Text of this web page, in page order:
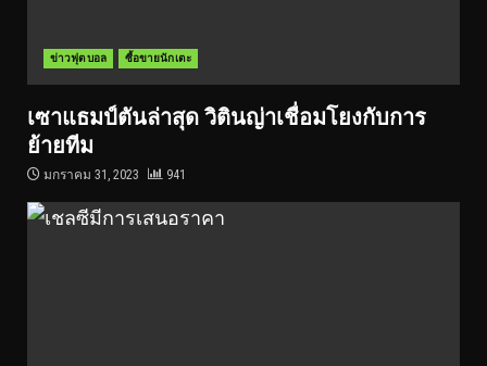
ข่าวฟุตบอล ซื้อขายนักเตะ
เซาแธมป์ตันล่าสุด วิตินญ่าเชื่อมโยงกับการ
ย้ายทีม
มกราคม 31, 2023 941